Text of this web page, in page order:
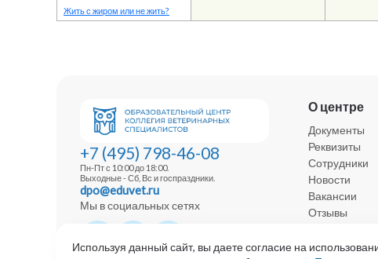
Жить с жиром или не жить?
+7 (495) 798-46-08
Пн-Пт с 10:00 до 18:00.
Выходные - Сб, Вс и госпраздники.
dpo@eduvet.ru
Мы в социальных сетях
О центре
Документы
Реквизиты
Сотрудники
Новости
Вакансии
Отзывы
Используя данный сайт, вы даете согласие на